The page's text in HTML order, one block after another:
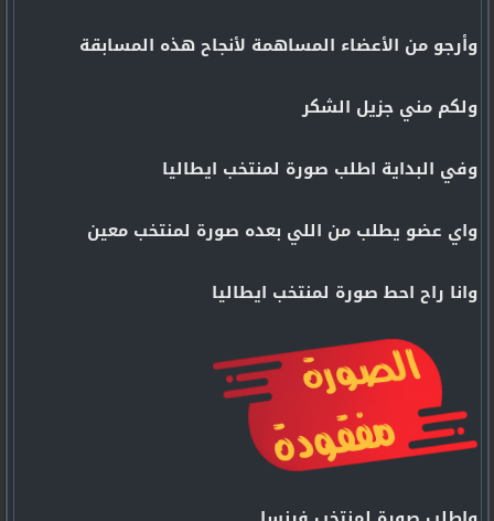
وأرجو من الأعضاء المساهمة لأنجاح هذه المسابقة
ولكم مني جزيل الشكر
وفي البداية اطلب صورة لمنتخب ايطاليا
واي عضو يطلب من اللي بعده صورة لمنتخب معين
وانا راح احط صورة لمنتخب ايطاليا